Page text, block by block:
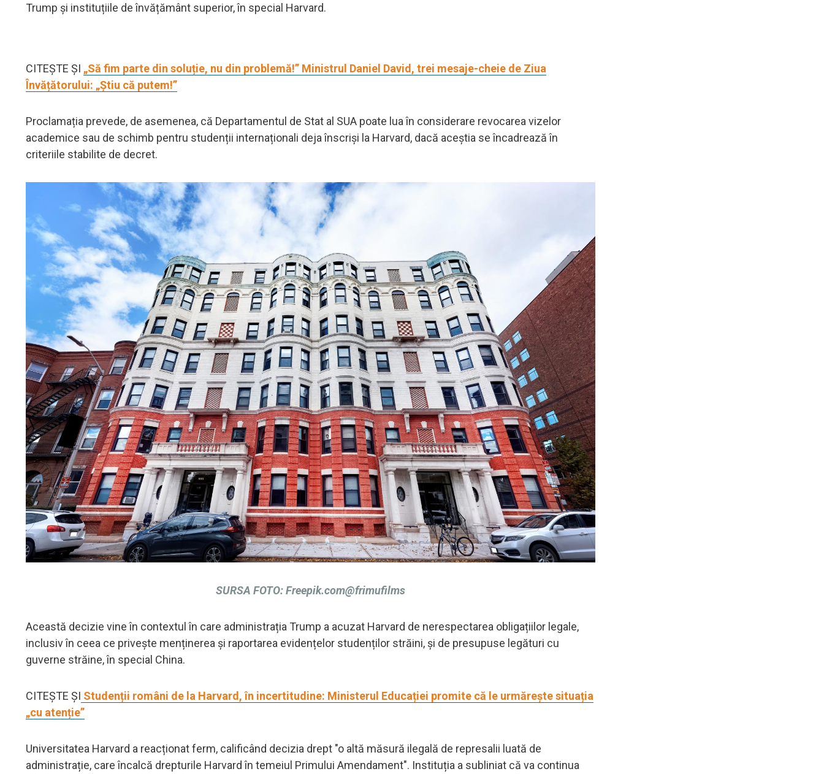
Trump și instituțiile de învățământ superior, în special Harvard.
CITEȘTE ȘI „Să fim parte din soluție, nu din problemă!” Ministrul Daniel David, trei mesaje-cheie de Ziua
Învățătorului: „Știu că putem!”
Proclamația prevede, de asemenea, că Departamentul de Stat al SUA poate lua în considerare revocarea vizelor
academice sau de schimb pentru studenții internaționali deja înscriși la Harvard, dacă aceștia se încadrează în
criteriile stabilite de decret.
SURSA FOTO: Freepik.com@frimufilms
Această decizie vine în contextul în care administrația Trump a acuzat Harvard de nerespectarea obligațiilor legale,
inclusiv în ceea ce privește menținerea și raportarea evidențelor studenților străini, și de presupuse legături cu
guverne străine, în special China.
CITEȘTE ȘI Studenții români de la Harvard, în incertitudine: Ministerul Educației promite că le urmărește situația
„cu atenție”
Universitatea Harvard a reacționat ferm, calificând decizia drept "o altă măsură ilegală de represalii luată de
administrație, care încalcă drepturile Harvard în temeiul Primului Amendament". Instituția a subliniat că va continua